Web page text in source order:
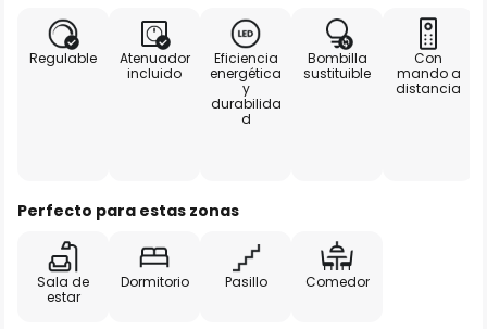
Regulable
Atenuador
incluido
Eficiencia
energética
y
durabilida
d
Bombilla
sustituible
Con
mando a
distancia
Perfecto para estas zonas
Sala de
estar
Dormitorio Pasillo Comedor